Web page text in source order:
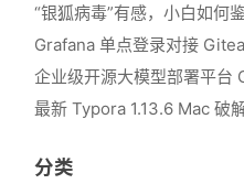
Grafana 单点登录对接
企业级开源大模型部署平台
最新 Typora 1.13.6 Mac 破
分类